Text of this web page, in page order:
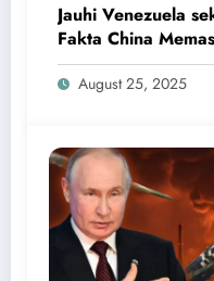
Jauhi Venezuela
Fakta China
Serikat vs
August 25, 2025